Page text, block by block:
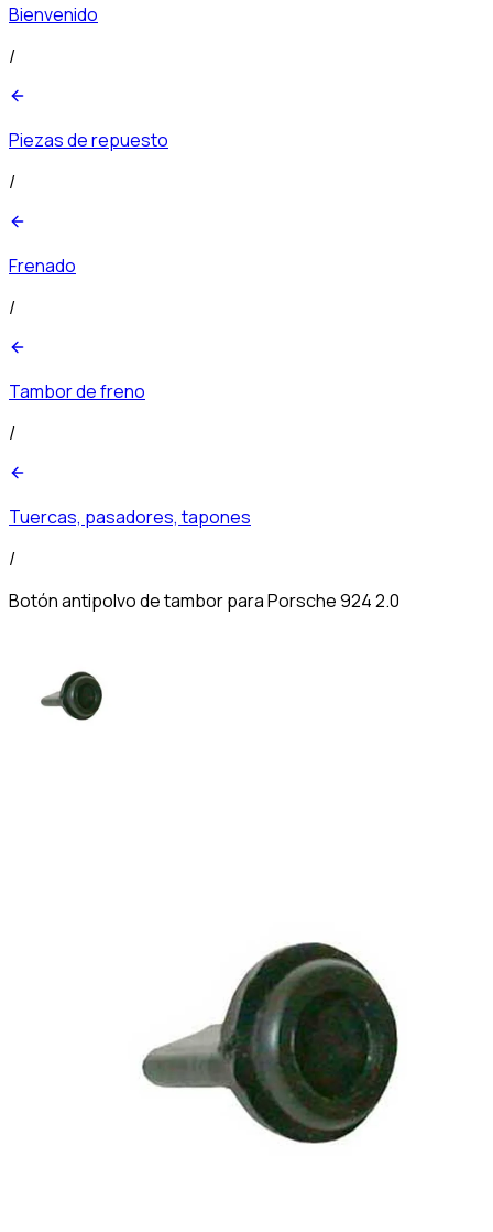
Bienvenido
/
Piezas de repuesto
/
Frenado
/
Tambor de freno
/
Tuercas, pasadores, tapones
/
Botón antipolvo de tambor para Porsche 924 2.0